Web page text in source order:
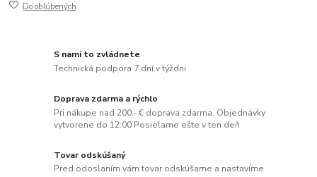
Do obľúbených
S nami to zvládnete
Technická podpora 7 dní v týždni
Doprava zdarma a rýchlo
Pri nákupe nad 200.- € doprava zdarma. Objednávky
vytvorene do 12:00 Posielame ešte v ten deň
Tovar odskúšaný
Pred odoslaním vám tovar odskúšame a nastavíme